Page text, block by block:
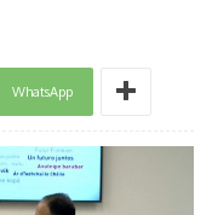
WhatsApp